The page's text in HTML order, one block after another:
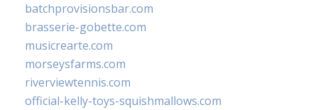
batchprovisionsbar.com
brasserie-gobette.com
musicrearte.com
morseysfarms.com
riverviewtennis.com
official-kelly-toys-squishmallows.com